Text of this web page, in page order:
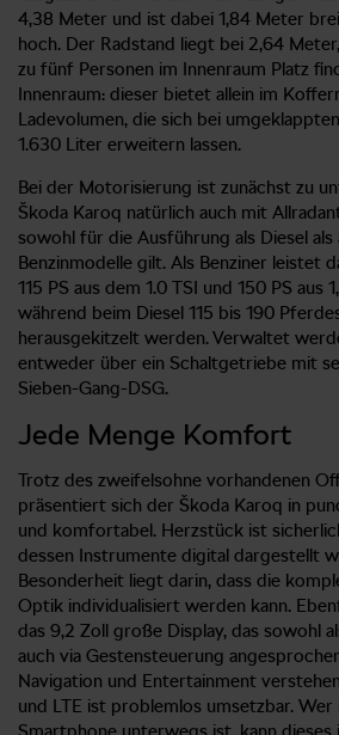
4,38 Meter und ist dabei 1,84 Meter
hoch. Der Radstand liegt bei 2,64
zu fünf Personen im Innenraum Platz
Innenraum: dieser bietet allein im
Ladevolumen, die sich bei
1.630 Liter erweitern lassen.
Bei der Motorisierung ist zunächst zu
Škoda Karoq natürlich auch mit
sowohl für die Ausführung als Diesel als
Benzinmodelle gilt. Als Benziner leistet
115 PS aus dem 1.0 TSI und 150 PS aus
während beim Diesel 115 bis 190
herausgekitzelt werden. Verwaltet
entweder über ein Schaltgetriebe mit
Sieben-Gang-DSG.
Jede Menge Komfort
Trotz des zweifelsohne vorhandenen
präsentiert sich der Škoda Karoq in
und komfortabel. Herzstück ist
dessen Instrumente digital dargestellt
Besonderheit liegt darin, dass die
Optik individualisiert werden kann.
das 9,2 Zoll große Display, das sowohl
auch via Gestensteuerung
Navigation und Entertainment
und LTE ist problemlos umsetzbar. Wer